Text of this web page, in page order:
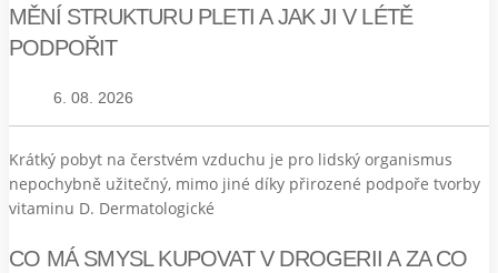
MĚNÍ STRUKTURU PLETI A JAK JI V LÉTĚ
PODPOŘIT
6. 08. 2026
Krátký pobyt na čerstvém vzduchu je pro lidský organismus
nepochybně užitečný, mimo jiné díky přirozené podpoře tvorby
vitaminu D. Dermatologické
CO MÁ SMYSL KUPOVAT V DROGERII A ZA CO